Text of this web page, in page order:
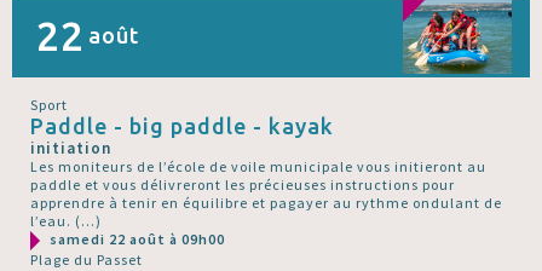
22 août
Sport
Paddle - big paddle - kayak
initiation
Les moniteurs de l’école de voile municipale vous initieront au
paddle et vous délivreront les précieuses instructions pour
apprendre à tenir en équilibre et pagayer au rythme ondulant de
l’eau. (…)
samedi 22 août à 09h00
Plage du Passet